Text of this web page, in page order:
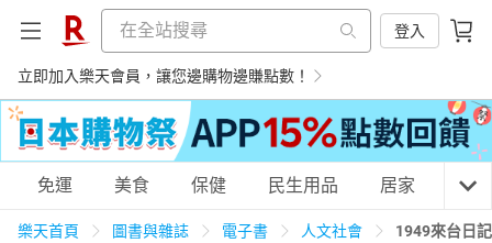
登入
立即加入樂天會員，讓您邊購物邊賺點數！
購物網分類
免運 美食 保健 民生用品 居家 3C
樂天首頁 圖書與雜誌 電子書 人文社會 1949來台日